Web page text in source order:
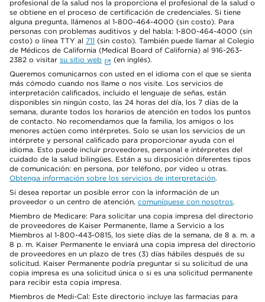
profesional de la salud nos la proporciona el profesional de la salud o
se obtiene en el proceso de certificación de credenciales. Si tiene
alguna pregunta, llámenos al 1-800-464-4000 (sin costo). Para
personas con problemas auditivos y del habla: 1-800-464-4000 (sin
costo) o línea TTY al 711 (sin costo). También puede llamar al Colegio
de Médicos de California (Medical Board of California) al 916-263-
2382 o visitar su sitio web
(en inglés).
Queremos comunicarnos con usted en el idioma con el que se sienta
más cómodo cuando nos llame o nos visite. Los servicios de
interpretación calificados, incluido el lenguaje de señas, están
disponibles sin ningún costo, las 24 horas del día, los 7 días de la
semana, durante todos los horarios de atención en todos los puntos
de contacto. No recomendamos que la familia, los amigos o los
menores actúen como intérpretes. Solo se usan los servicios de un
intérprete y personal calificado para proporcionar ayuda con el
idioma. Esto puede incluir proveedores, personal e intérpretes del
cuidado de la salud bilingües. Están a su disposición diferentes tipos
de comunicación: en persona, por teléfono, por video u otras.
Obtenga información sobre los servicios de interpretación.
Si desea reportar un posible error con la información de un
proveedor o un centro de atención, comuníquese con nosotros.
Miembro de Medicare: Para solicitar una copia impresa del directorio
de proveedores de Kaiser Permanente, llame a Servicio a los
Miembros al 1-800-443-0815, los siete días de la semana, de 8 a. m. a
8 p. m. Kaiser Permanente le enviará una copia impresa del directorio
de proveedores en un plazo de tres (3) días hábiles después de su
solicitud. Kaiser Permanente podría preguntar si su solicitud de una
copia impresa es una solicitud única o si es una solicitud permanente
para recibir esta copia impresa.
Miembros de Medi-Cal: Este directorio incluye las farmacias para